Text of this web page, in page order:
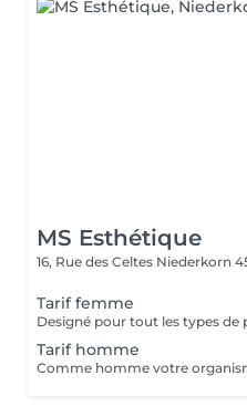
MS Esthétique
16, Rue des Celtes Niederkorn
Tarif femme
Tarif homme